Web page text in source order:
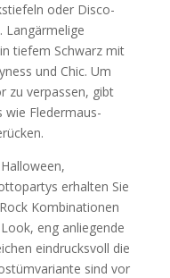
oder Disco-
Langärmelige
tiefem Schwarz mit
und Chic. Um
zu verpassen, gibt
wie Fledermaus-
erhalten Sie
Kombinationen
eng anliegende
eindrucksvoll die
sind vor